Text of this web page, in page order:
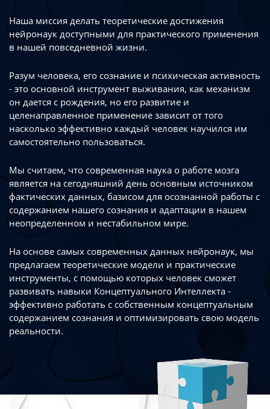
Наша миссия делать теоретические достижения
нейронаук доступными для практического применения
в нашей повседневной жизни.
Разум человека, его сознание и психическая активность
- это основной инструмент выживания, как механизм
он дается с рождения, но его развитие и
целенаправленное применение зависит от того
насколько эффективно каждый человек научился им
самостоятельно пользоваться.
Мы считаем, что современная наука о работе мозга
является на сегодняшний день основным источником
фактических данных, базисом для осознанной работы с
содержанием нашего сознания и адаптации в нашем
неопределенном и нестабильном мире.
На основе самых современных данных нейронаук, мы
предлагаем теоретические модели и практические
инструменты, с помощью которых человек сможет
развивать навыки Концептуального Интеллекта -
эффективно работать с собственным концептуальным
содержанием сознания и оптимизировать свою модель
реальности.